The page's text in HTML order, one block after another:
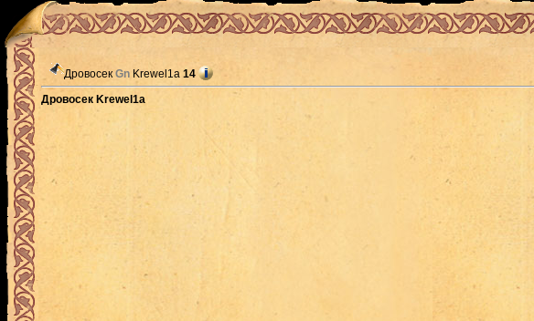
ДровосекGn Krewel1a 14
Дровосек Krewel1a